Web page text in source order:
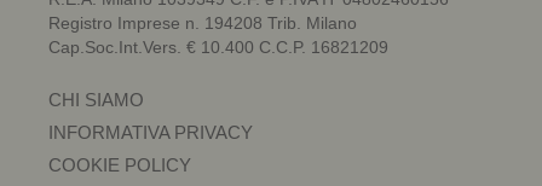
Registro Imprese n. 194208 Trib. Milano
Cap.Soc.Int.Vers. € 10.400 C.C.P. 16821209
CHI SIAMO
INFORMATIVA PRIVACY
COOKIE POLICY